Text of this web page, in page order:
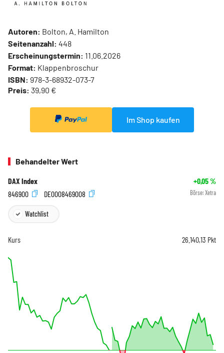
Autoren: Bolton, A. Hamilton
Seitenanzahl: 448
Erscheinungstermin: 11.06.2026
Format: Klappenbroschur
ISBN: 978-3-68932-073-7
Preis: 39,90 €
Im Shop kaufen
Behandelter Wert
DAX Index +0,05%
846900
DE0008469008 Börse: Xetra
Watchlist
Kurs 26.140,13 Pkt